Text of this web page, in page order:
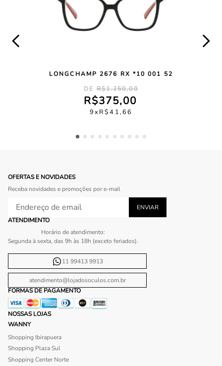
LONGCHAMP 2676 RX *10 001 52
R$1.250,00
R$375,00
9 R$41,66
OFERTAS E NOVIDADES
Receba novidades e promoções por e-mail
ATENDIMENTO
Horário de atendimento:
Segunda à sexta, das 9h às 18h (exceto feriados).
11 99413 9913
atendimento@lojadosoculos.com.br
FORMAS DE PAGAMENTO
NOSSAS LOJAS
WANNY
Shopping Ibirapuera
Shopping Plaza Sul
Shopping Center Norte